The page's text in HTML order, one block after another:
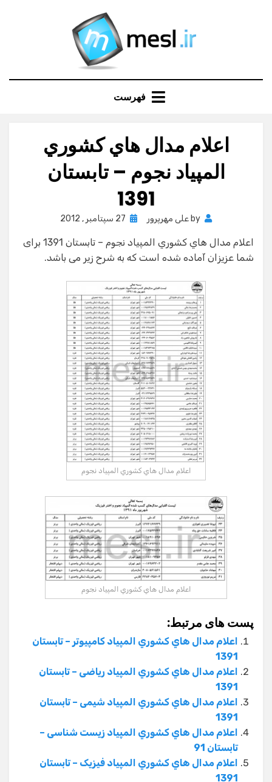
فهرست
اعلام مدال هاي كشوري
المپياد نجوم – تابستان
1391
by علی مهرپرور
Posted
27 سپتامبر , 2012
اعلام مدال هاي كشوري المپیاد نجوم – تابستان 1391 برای
شما عزیزان آماده شده است که به شرح زیر می باشد.
اعلام مدال هاي كشوري المپياد نجوم
اعلام مدال هاي كشوري المپياد نجوم
پست های مرتبط:
اعلام مدال هاي كشوري المپياد کامپیوتر – تابستان
1391
اعلام مدال هاي كشوري المپياد ریاضی – تابستان
1391
اعلام مدال هاي كشوري المپياد شیمی – تابستان
1391
اعلام مدال هاي كشوري المپياد زيست شناسی –
تابستان 91
اعلام مدال هاي كشوري المپياد فیزیک – تابستان
1391